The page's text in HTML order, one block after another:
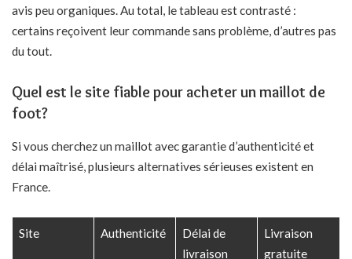
avis peu organiques. Au total, le tableau est contrasté :
certains reçoivent leur commande sans problème, d’autres pas
du tout.
Quel est le site fiable pour acheter un maillot de
foot?
Si vous cherchez un maillot avec garantie d’authenticité et
délai maîtrisé, plusieurs alternatives sérieuses existent en
France.
Site Authenticité
Délai de
livraison
Livraison
gratuite